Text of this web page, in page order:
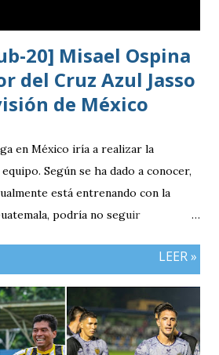
20] Misael Ospina
del Cruz Azul Jasso
de México
en México iría a realizar la
Según se ha dado a conocer,
está entrenando con la
podría no seguir
a realizar su pretemporada.
antes de ir a ser una prueba a la
club al que se vinculó tras
Europa. Misael Ospina Pinto Lugar
LEER »